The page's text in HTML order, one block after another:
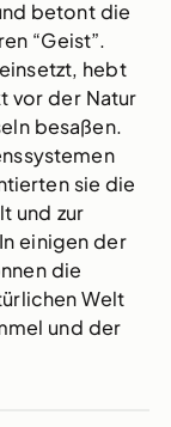
betont die
“Geist”.
hebt
vor der Natur
besaßen.
sie die
und zur
einigen der
die
Welt
und der